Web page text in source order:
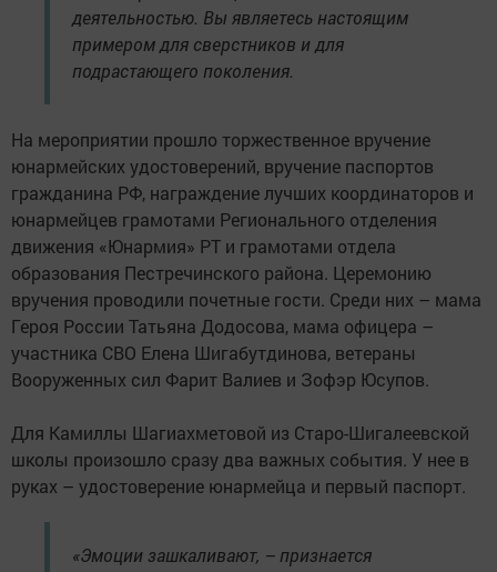
деятельностью. Вы являетесь настоящим
примером для сверстников и для
подрастающего поколения.
На мероприятии прошло торжественное вручение
юнармейских удостоверений, вручение паспортов
гражданина РФ, награждение лучших координаторов и
юнармейцев грамотами Регионального отделения
движения «Юнармия» РТ и грамотами отдела
образования Пестречинского района. Церемонию
вручения проводили почетные гости. Среди них – мама
Героя России Татьяна Додосова, мама офицера –
участника СВО Елена Шигабутдинова, ветераны
Вооруженных сил Фарит Валиев и Зофэр Юсупов.
Для Камиллы Шагиахметовой из Старо-Шигалеевской
школы произошло сразу два важных события. У нее в
руках – удостоверение юнармейца и первый паспорт.
«Эмоции зашкаливают, – признается